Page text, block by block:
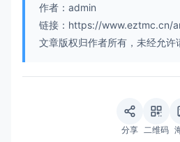
作者：admin
链接：https://www.eztmc.cn/
文章版权归作者所有，未经允许
分享 二维码